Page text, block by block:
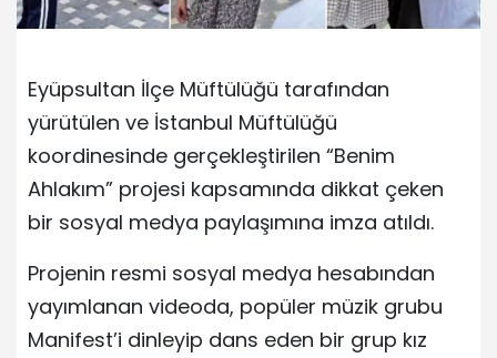
Eyüpsultan İlçe Müftülüğü tarafından
yürütülen ve İstanbul Müftülüğü
koordinesinde gerçekleştirilen “Benim
Ahlakım” projesi kapsamında dikkat çeken
bir sosyal medya paylaşımına imza atıldı.
Projenin resmi sosyal medya hesabından
yayımlanan videoda, popüler müzik grubu
Manifest’i dinleyip dans eden bir grup kız